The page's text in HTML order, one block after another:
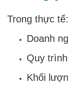
Trong thực tế:
Doanh
Quy
Khối